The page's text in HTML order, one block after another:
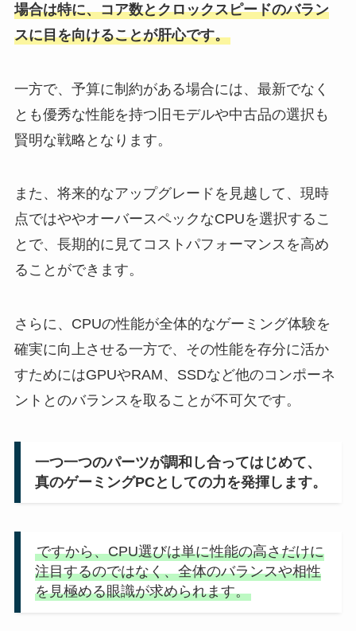
場合は特に、コア数とクロックスピードのバラン
スに目を向けることが肝心です。
一方で、予算に制約がある場合には、最新でなく
とも優秀な性能を持つ旧モデルや中古品の選択も
賢明な戦略となります。
また、将来的なアップグレードを見越して、現時
点ではややオーバースペックなCPUを選択するこ
とで、長期的に見てコストパフォーマンスを高め
ることができます。
さらに、CPUの性能が全体的なゲーミング体験を
確実に向上させる一方で、その性能を存分に活か
すためにはGPUやRAM、SSDなど他のコンポーネ
ントとのバランスを取ることが不可欠です。
一つ一つのパーツが調和し合ってはじめて、
真のゲーミングPCとしての力を発揮します。
ですから、CPU選びは単に性能の高さだけに
注目するのではなく、全体のバランスや相性
を見極める眼識が求められます。